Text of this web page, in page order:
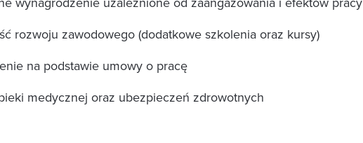
rozwoju zawodowego (dodatkowe szkolenia oraz kursy)
na podstawie umowy o pracę
medycznej oraz ubezpieczeń zdrowotnych